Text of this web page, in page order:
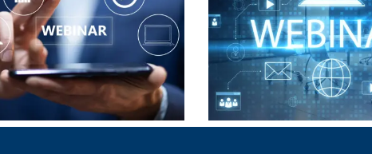
Webinar TeamSystem di
febbraio 2026
Webinar TeamSystem di
dicembre 2025